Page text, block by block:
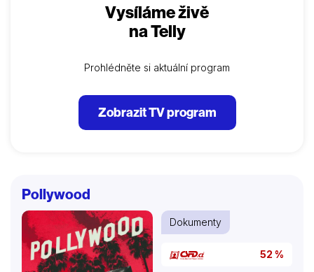
Vysíláme živě
na Telly
Prohlédněte si aktuální program
Zobrazit TV program
Pollywood
Dokumenty
52 %